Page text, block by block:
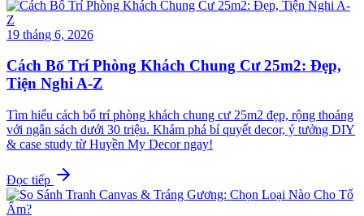
19 tháng 6, 2026
Cách Bố Trí Phòng Khách Chung Cư 25m2: Đẹp,
Tiện Nghi A-Z
Tìm hiểu cách bố trí phòng khách chung cư 25m2 đẹp, rộng thoáng
với ngân sách dưới 30 triệu. Khám phá bí quyết decor, ý tưởng DIY
& case study từ Huyền My Decor ngay!
Đọc tiếp